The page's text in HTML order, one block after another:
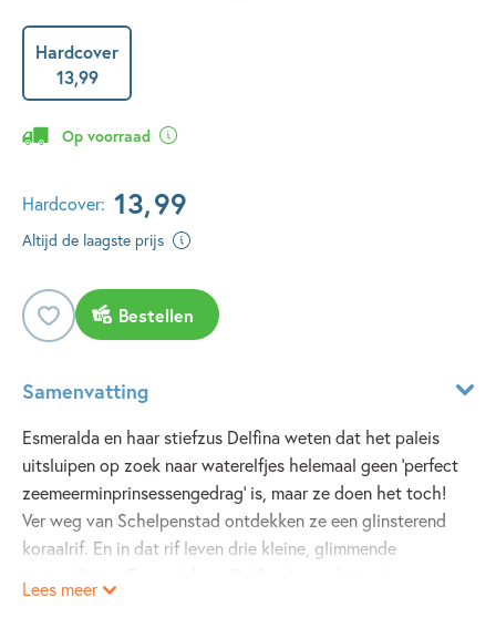
Hardcover
13,99
Op voorraad
Hardcover: 13,99
Altijd de laagste prijs
Bestellen
Samenvatting
Esmeralda en haar stiefzus Delfina weten dat het paleis
uitsluipen op zoek naar waterelfjes helemaal geen 'perfect
zeemeerminprinsessengedrag' is, maar ze doen het toch!
Ver weg van Schelpenstad ontdekken ze een glinsterend
koraalrif. En in dat rif leven drie kleine, glimmende
zeemeerminprinses niet alleen maar de regels moet volgen,
Lees meer